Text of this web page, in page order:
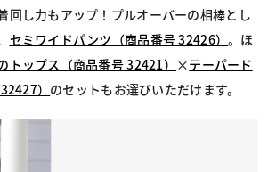
回し力もアップ！プルオーバーの相棒とし
セミワイドパンツ（商品番号 32426）。ほ
トップス（商品番号 32421） ×テーパード
） のセットもお選びいただけます。